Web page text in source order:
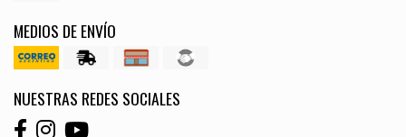
MEDIOS DE ENVÍO
NUESTRAS REDES SOCIALES